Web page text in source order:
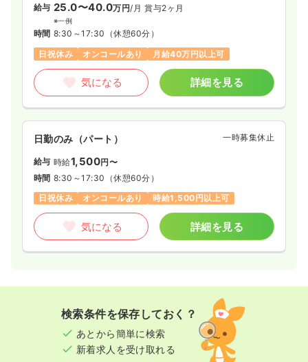
給与 25.0〜40.0万円/月 賞与2ヶ月
※一例
時間 8:30～17:30 （休憩60分）
日祝休み
オンコールあり 月給40万円以上可
気になる 詳細を見る
日勤のみ（パート） 一時募集休止
給与 時給1,500円〜
時間 8:30～17:30 （休憩60分）
日祝休み
オンコールあり 時給1,500円以上可
気になる 詳細を見る
検索条件を保存しておく？
あとから簡単に検索
新着求人を受け取れる